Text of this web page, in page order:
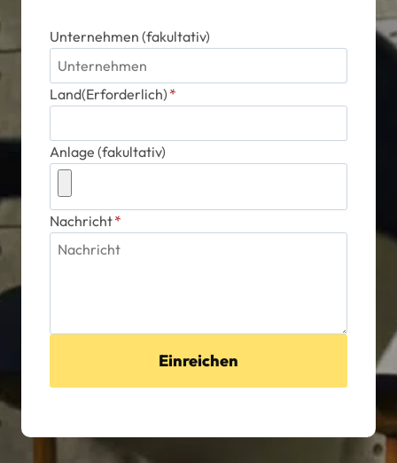
Unternehmen (fakultativ)
Land(Erforderlich) *
Anlage (fakultativ)
Nachricht*
Einreichen